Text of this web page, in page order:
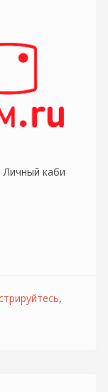
Личный каби
пакеты для
,